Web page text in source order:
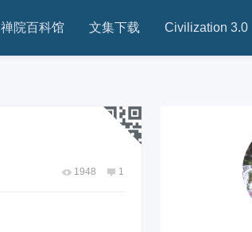
禅院百科馆 文集下载 Civilization 3.0
1948 1